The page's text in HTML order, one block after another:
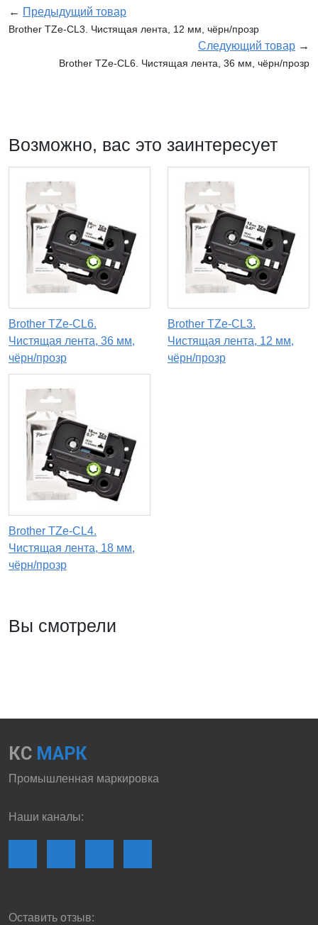
← Предыдущий товар
Brother TZe-CL3. Чистящая лента, 12 мм, чёрн/прозр
Следующий товар →
Brother TZe-CL6. Чистящая лента, 36 мм, чёрн/прозр
Возможно, вас это заинтересует
Brother TZe-CL6.
Чистящая лента, 36 мм,
чёрн/прозр
Brother TZe-CL3.
Чистящая лента, 12 мм,
чёрн/прозр
Brother TZe-CL4.
Чистящая лента, 18 мм,
чёрн/прозр
Вы смотрели
КС МАРК
Промышленная маркировка
Наши каналы:
Оставить отзыв: